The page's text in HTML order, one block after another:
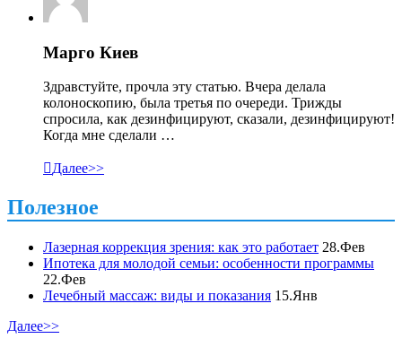
Марго Киев
Здравстуйте, прочла эту статью. Вчера делала
колоноскопию, была третья по очереди. Трижды
спросила, как дезинфицируют, сказали, дезинфицируют!
Когда мне сделали …
Далее>>
Полезное
Лазерная коррекция зрения: как это работает 28.Фев
Ипотека для молодой семьи: особенности программы
22.Фев
Лечебный массаж: виды и показания 15.Янв
Далее>>